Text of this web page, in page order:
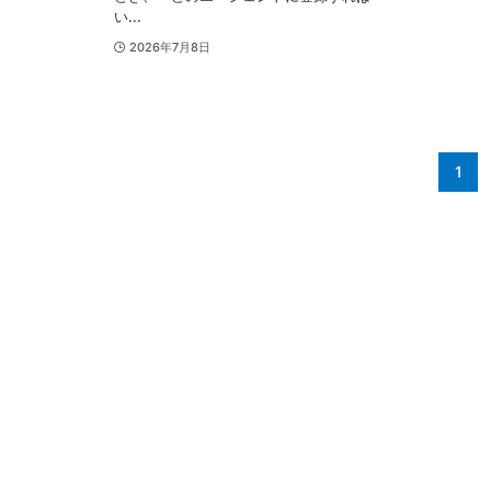
い...
2026年7月8日
1